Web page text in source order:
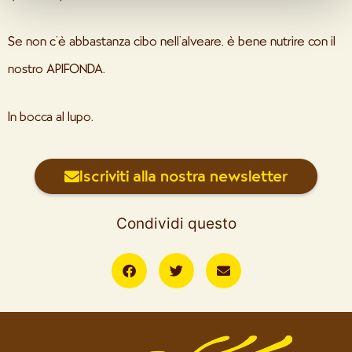
con esso e sulle tue opzioni di revoca nella nostra
Se non c’è abbastanza cibo nell’alveare, è bene nutrire con il
nostro APIFONDA.
In bocca al lupo.
Iscriviti alla nostra newsletter
Condividi questo